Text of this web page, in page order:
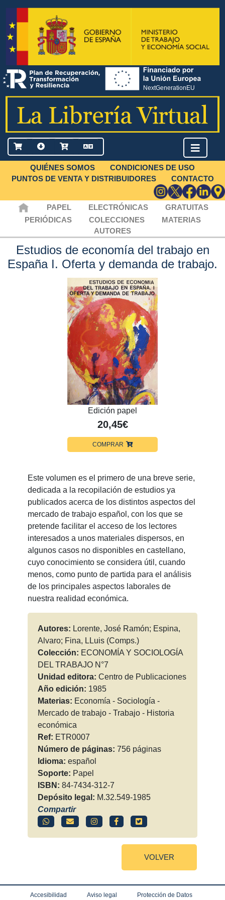
QUIÉNES SOMOS
CONDICIONES DE USO
PUNTOS DE VENTA Y DISTRIBUIDORES
CONTACTO
PAPEL ELECTRÓNICAS
GRATUITAS
PERIÓDICAS
COLECCIONES
MATERIAS
AUTORES
Estudios de economía del trabajo en
España I. Oferta y demanda de trabajo.
Edición papel
20,45€
COMPRAR
Este volumen es el primero de una breve serie,
dedicada a la recopilación de estudios ya
publicados acerca de los distintos aspectos del
mercado de trabajo español, con los que se
pretende facilitar el acceso de los lectores
interesados a unos materiales dispersos, en
algunos casos no disponibles en castellano,
cuyo conocimiento se considera útil, cuando
menos, como punto de partida para el análisis
de los principales aspectos laborales de
nuestra realidad económica.
Autores: Lorente, José Ramón; Espina,
Alvaro; Fina, LLuis (Comps.)
Colección: ECONOMÍA Y SOCIOLOGÍA
DEL TRABAJO N°7
Unidad editora: Centro de Publicaciones
Año edición: 1985
Materias: Economía - Sociología -
Mercado de trabajo - Trabajo - Historia
económica
Ref: ETR0007
Número de páginas: 756 páginas
Idioma: español
Soporte: Papel
ISBN: 84-7434-312-7
Depósito legal: M.32.549-1985
Compartir
VOLVER
Accesibilidad Aviso legal Protección de Datos